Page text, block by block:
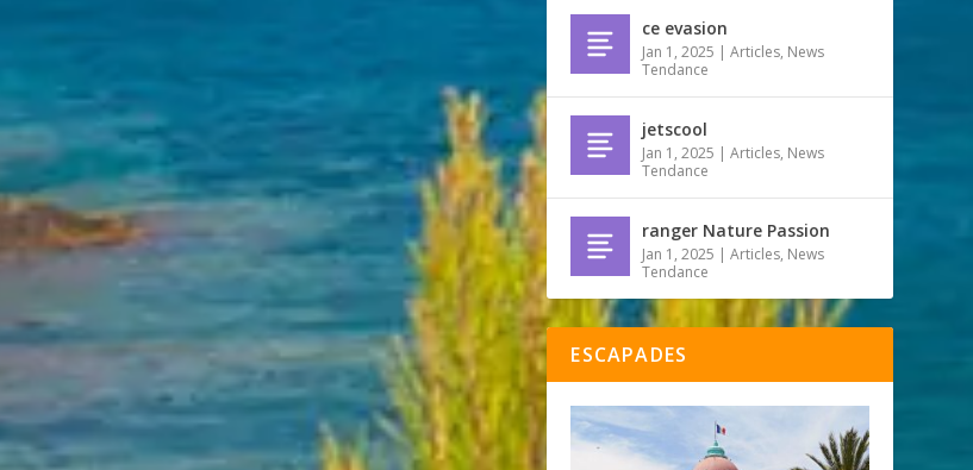
ce evasion
Jan 1, 2025 |Articles, News
Tendance
jetscool
Jan 1, 2025 |Articles, News
Tendance
ranger Nature Passion
Jan 1, 2025 |Articles, News
Tendance
ESCAPADES